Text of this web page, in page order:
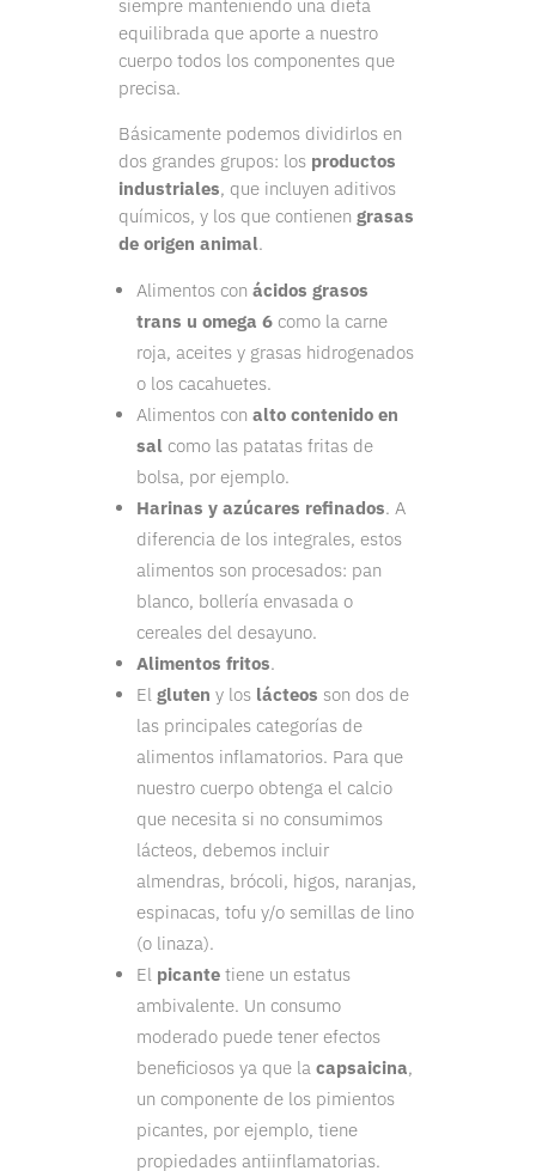
siempre manteniendo una dieta
equilibrada que aporte a nuestro
cuerpo todos los componentes que
precisa.
Básicamente podemos dividirlos en
dos grandes grupos: los productos
industriales, que incluyen aditivos
químicos, y los que contienen grasas
de origen animal.
Alimentos con ácidos grasos
trans u omega 6como la carne
roja, aceites y grasas hidrogenados
o los cacahuetes.
Alimentos con alto contenido en
salcomo las patatas fritas de
bolsa, por ejemplo.
Harinas y azúcares refinados. A
diferencia de los integrales, estos
alimentos son procesados: pan
blanco, bollería envasada o
cereales del desayuno.
Alimentos fritos.
El gluten y los lácteos son dos de
las principales categorías de
alimentos inflamatorios. Para que
nuestro cuerpo obtenga el calcio
que necesita si no consumimos
lácteos, debemos incluir
almendras, brócoli, higos, naranjas,
espinacas, tofu y/o semillas de lino
(o linaza).
El picantetiene un estatus
ambivalente. Un consumo
moderado puede tener efectos
beneficiosos ya que la capsaicina,
un componente de los pimientos
picantes, por ejemplo, tiene
propiedades antiinflamatorias.